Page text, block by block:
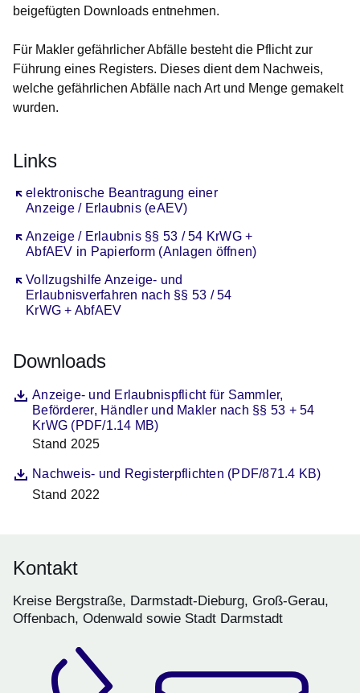
beigefügten Downloads entnehmen.
Für Makler gefährlicher Abfälle besteht die Pflicht zur
Führung eines Registers. Dieses dient dem Nachweis,
welche gefährlichen Abfälle nach Art und Menge gemakelt
wurden.
Links
elektronische Beantragung einer
Anzeige / Erlaubnis (eAEV)
Öffnet sich in einem neuen Fenster
Anzeige / Erlaubnis §§ 53 / 54 KrWG +
AbfAEV in Papierform (Anlagen öffnen)
Öffnet sich in einem neuen Fenster
Vollzugshilfe Anzeige- und
Erlaubnisverfahren nach §§ 53 / 54
KrWG + AbfAEV
Öffnet sich in einem neuen Fenster
Downloads
DateiAnzeige- und Erlaubnispflicht für Sammler,
Beförderer, Händler und Makler nach §§ 53 + 54
KrWG (PDF/1.14 MB)
Öffnet sich in einem neuen Fenster
Beschreibung
Stand 2025
DateiNachweis- und Registerpflichten (PDF/871.4 KB)
Öffnet sich in einem neuen Fenster
Beschreibung
Stand 2022
Kontakt
Kreise Bergstraße, Darmstadt-Dieburg, Groß-Gerau,
Offenbach, Odenwald sowie Stadt Darmstadt